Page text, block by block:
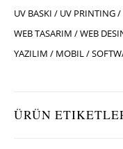
UV BASKI / UV PRINTING /
WEB TASARIM / WEB
YAZILIM / MOBIL /
ÜRÜN